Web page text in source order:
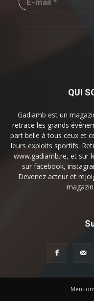
QUI
Gadiamb est un
retrace les grands
part belle à tous ceux et
leurs exploits sportifs.
www.gadiamb.re, et sur
sur facebook,
Devenez acteur et